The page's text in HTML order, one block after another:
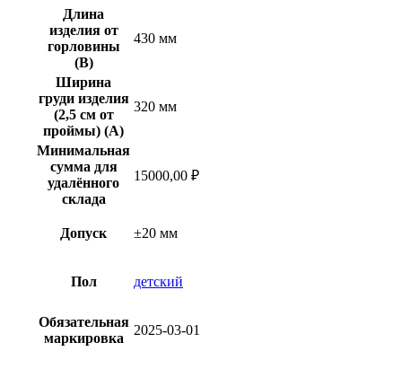
Длина
изделия от
горловины
(B)
430 мм
Ширина
груди изделия
(2,5 см от
проймы) (A)
320 мм
Минимальная
сумма для
удалённого
склада
15000,00 ₽
Допуск ±20 мм
Пол детский
Обязательная
маркировка
2025-03-01